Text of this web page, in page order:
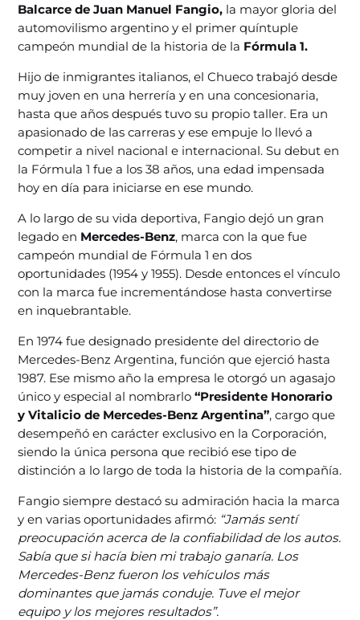
Balcarce de Juan Manuel Fangio, la mayor gloria del
automovilismo argentino y el primer quíntuple
campeón mundial de la historia de la Fórmula 1.
Hijo de inmigrantes italianos, el Chueco trabajó desde
muy joven en una herrería y en una concesionaria,
hasta que años después tuvo su propio taller. Era un
apasionado de las carreras y ese empuje lo llevó a
competir a nivel nacional e internacional. Su debut en
la Fórmula 1 fue a los 38 años, una edad impensada
hoy en día para iniciarse en ese mundo.
A lo largo de su vida deportiva, Fangio dejó un gran
legado en Mercedes-Benz, marca con la que fue
campeón mundial de Fórmula 1 en dos
oportunidades (1954 y 1955). Desde entonces el vínculo
con la marca fue incrementándose hasta convertirse
en inquebrantable.
En 1974 fue designado presidente del directorio de
Mercedes-Benz Argentina, función que ejerció hasta
1987. Ese mismo año la empresa le otorgó un agasajo
único y especial al nombrarlo“Presidente Honorario
y Vitalicio de Mercedes-Benz Argentina”, cargo que
desempeñó en carácter exclusivo en la Corporación,
siendo la única persona que recibió ese tipo de
distinción a lo largo de toda la historia de la compañía.
Fangio siempre destacó su admiración hacia la marca
y en varias oportunidades afirmó: “Jamás sentí
preocupación acerca de la confiabilidad de los autos.
Sabía que si hacía bien mi trabajo ganaría. Los
Mercedes-Benz fueron los vehículos más
dominantes que jamás conduje. Tuve el mejor
equipo y los mejores resultados”.